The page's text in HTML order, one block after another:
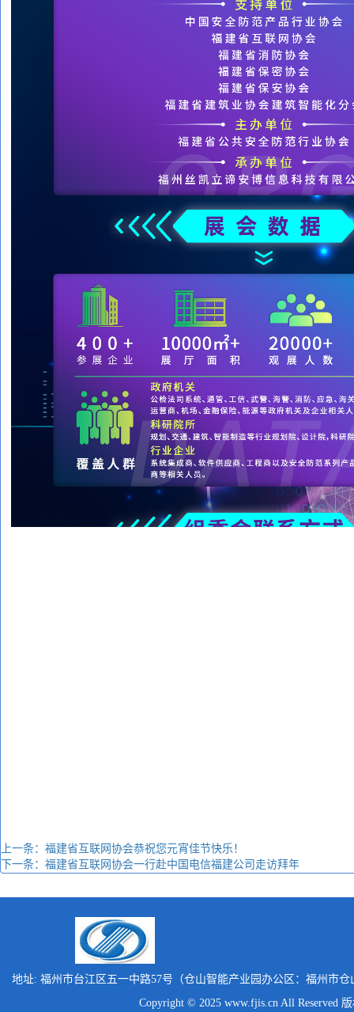
上一条：福建省互联网协会恭祝您元宵佳节快乐！
下一条：福建省互联网协会一行赴中国电信福建公司走访拜年
地址: 福州市台江区五一中路57号（仓山智能产业园办公区：福州市
Copyright © 2025 www.fjis.cn All Reserved